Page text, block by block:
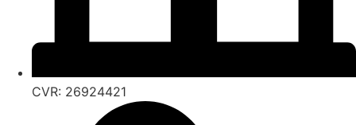
CVR: 26924421